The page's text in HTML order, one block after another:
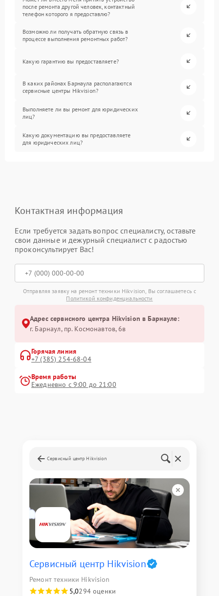
после ремонта другой человек, контактный
телефон которого я предоставлю?
Возможно ли получать обратную связь в
процессе выполнения ремонтных работ?
Какую гарантию вы предоставляете?
В каких районах Барнаула располагаются
сервисные центры Hikvision?
Выполняете ли вы ремонт для юридических
лиц?
Какую документацию вы предоставляете
для юридических лиц?
Контактная информация
Если требуется задать вопрос специалисту, оставьте
свои данные и дежурный специалист с радостью
проконсультирует Вас!
Отправляя заявку на ремонт техники Hikvision, Вы соглашаетесь с
Политикой конфиденциальности
Адрес сервисного центра Hikvision в Барнауле:
г. Барнаул, ​пр. Космонавтов, 6в
Горячая линия
+7 (385) 254-68-04
Время работы
Ежедневно с 9:00 до 21:00
Сервисный центр Hikvision
Сервисный центр Hikvision
Ремонт техники Hikvision
5,0294 оценки